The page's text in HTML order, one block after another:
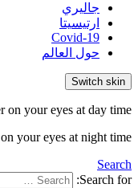
جاليري
ارتيسيتا
Covid-19
حول العالم
Switch skin
your eyes at day time.
your eyes at night time.
Search
Search for: